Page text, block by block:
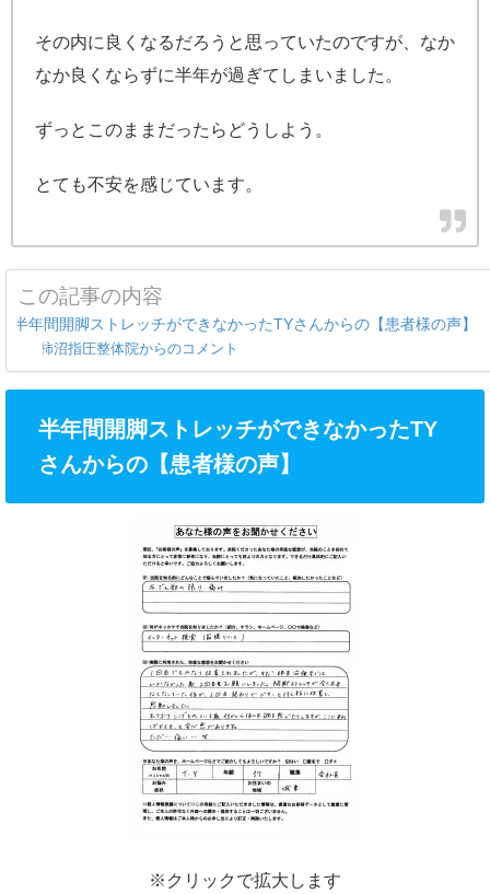
その内に良くなるだろうと思っていたのですが、なか
なか良くならずに半年が過ぎてしまいました。
ずっとこのままだったらどうしよう。
とても不安を感じています。
この記事の内容
半年間開脚ストレッチができなかったTYさんからの【患者様の声】
柿沼指圧整体院からのコメント
半年間開脚ストレッチができなかったTY
さんからの【患者様の声】
※クリックで拡大します